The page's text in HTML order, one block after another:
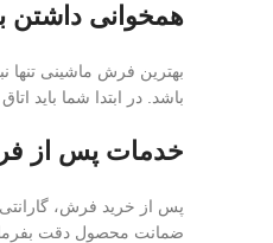
همخوانی داشتن
بهترین فرش ماشینی تنها
باشد. در ابتدا شما باید
خدمات پس از
پس از خرید فرش،
ضمانت محصول دقت